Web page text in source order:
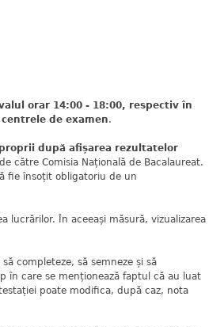
orar 14:00 - 18:00, respectiv în
de examen.
după afișarea rezultatelor
către Comisia Națională de Bacalaureat.
fie însoțit obligatoriu de un
lucrărilor. În aceeași măsură, vizualizarea
completeze, să semneze și să
în care se menționează faptul că au luat
poate modifica, după caz, nota